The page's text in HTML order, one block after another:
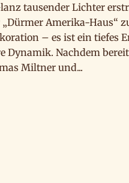
tausender Lichter
Amerika-Haus“
– es ist ein tiefes
Dynamik. Nachdem
Miltner und...